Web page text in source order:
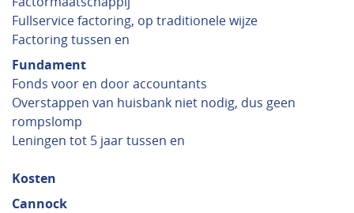
Fullservice factoring, op traditionele wijze
Factoring tussen en
Fundament
Fonds voor en door accountants
Overstappen van huisbank niet nodig, dus geen
rompslomp
Leningen tot 5 jaar tussen en
Kosten
Cannock